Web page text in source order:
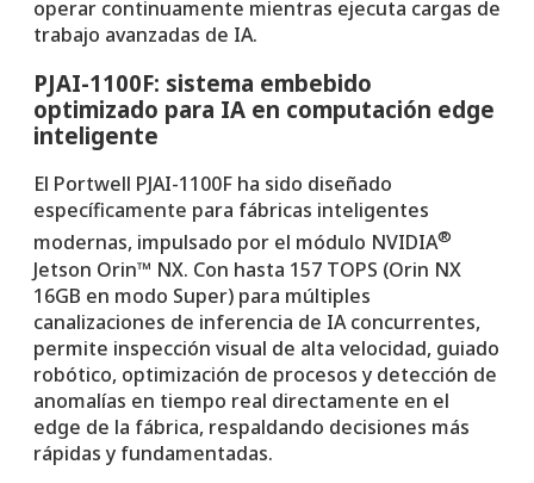
operar continuamente mientras ejecuta cargas de
trabajo avanzadas de IA.
PJAI-1100F: sistema embebido
optimizado para IA en computación edge
inteligente
El Portwell PJAI-1100F ha sido diseñado
específicamente para fábricas inteligentes
modernas, impulsado por el módulo NVIDIA®
Jetson Orin™ NX. Con hasta 157 TOPS (Orin NX
16GB en modo Super) para múltiples
canalizaciones de inferencia de IA concurrentes,
permite inspección visual de alta velocidad, guiado
robótico, optimización de procesos y detección de
anomalías en tiempo real directamente en el
edge de la fábrica, respaldando decisiones más
rápidas y fundamentadas.